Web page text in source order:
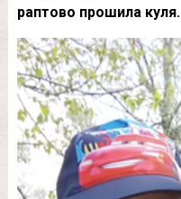
раптово прошила куля.